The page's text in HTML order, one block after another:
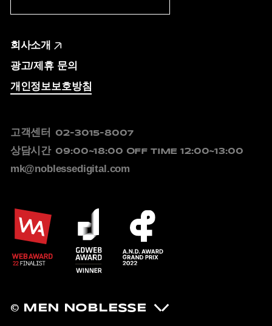
회사소개
광고/제휴 문의
개인정보보호방침
고객센터 02-3015-8007
상담시간 09:00~18:00 OFF TIME 12:00~13:00
mk@noblessedigital.com
© MEN NOBLESSE